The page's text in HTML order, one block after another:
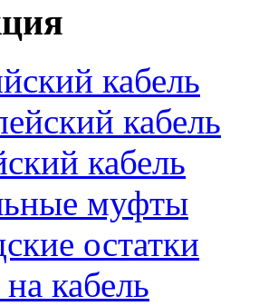
кабель
кабель
кабель
муфты
остатки
кабель